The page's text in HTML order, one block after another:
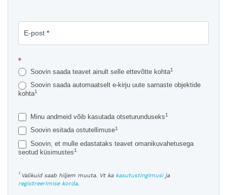
E-post *
*
Soovin saada teavet ainult selle ettevõtte kohta1
Soovin saada automaatselt e-kirju uute sarnaste objektide
kohta1
Minu andmeid võib kasutada otseturunduseks1
Soovin esitada ostutellimuse1
Soovin, et mulle edastataks teavet omanikuvahetusega
seotud küsimustes1
1 Valikuid saab hiljem muuta. Vt ka kasutustingimusija
registreerimise korda.